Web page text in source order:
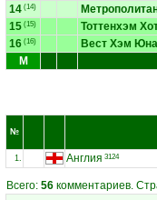
14 (14)
15 (15) Тоттенхэм
16 (16) Вест Хэм
М
№
1. Англия 3124
Всего: 56 комментариев.